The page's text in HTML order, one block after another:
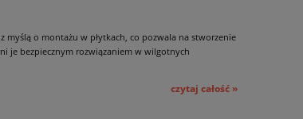
myślą o montażu w płytkach, co pozwala na stworzenie
je bezpiecznym rozwiązaniem w wilgotnych
czytaj całość »